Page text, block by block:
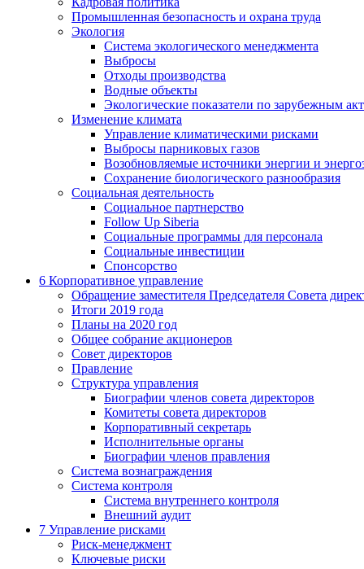
Промышленная безопасность и охрана труда
Экология
Система экологического менеджмента
Выбросы
Отходы производства
Водные объекты
Экологические показатели по зарубежным
Изменение климата
Управление климатическими рисками
Выбросы парниковых газов
Возобновляемые источники энергии и
Сохранение биологического разнообразия
Социальная деятельность
Социальное партнерство
Follow Up Siberia
Социальные программы для персонала
Социальные инвестиции
Спонсорство
6 Корпоративное управление
Обращение заместителя Председателя Совета
Итоги 2019 года
Планы на 2020 год
Общее собрание акционеров
Совет директоров
Правление
Структура управления
Биографии членов совета директоров
Комитеты совета директоров
Корпоративный секретарь
Исполнительные органы
Биографии членов правления
Система вознаграждения
Система контроля
Система внутреннего контроля
Внешний аудит
7 Управление рисками
Риск-менеджмент
Ключевые риски